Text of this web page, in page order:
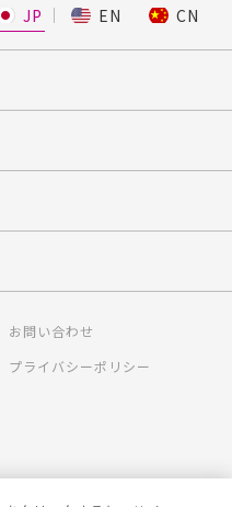
JP EN CN
お問い合わせ
プライバシーポリシー